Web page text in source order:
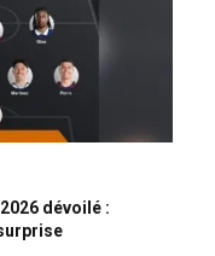
dévoilé :